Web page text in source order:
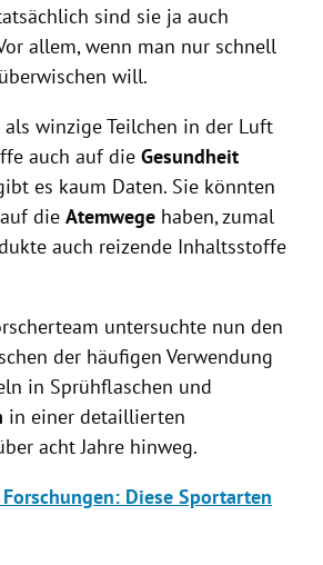
sind sie ja auch
allem, wenn man nur schnell
will.
winzige Teilchen in der Luft
auch auf die Gesundheit
es kaum Daten. Sie könnten
die Atemwege haben, zumal
auch reizende Inhaltsstoffe
untersuchte nun den
der häufigen Verwendung
in Sprühflaschen und
in einer detaillierten
acht Jahre hinweg.
Forschungen: Diese Sportarten